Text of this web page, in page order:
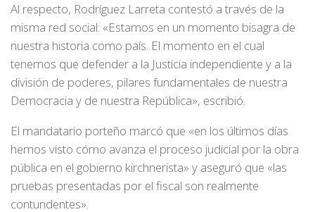
Al respecto, Rodríguez Larreta contestó a través de la
misma red social: «Estamos en un momento bisagra de
nuestra historia como país. El momento en el cual
tenemos que defender a la Justicia independiente y a la
división de poderes, pilares fundamentales de nuestra
Democracia y de nuestra República», escribió.
El mandatario porteño marcó que «en los últimos días
hemos visto cómo avanza el proceso judicial por la obra
pública en el gobierno kirchnerista» y aseguró que «las
pruebas presentadas por el fiscal son realmente
contundentes».